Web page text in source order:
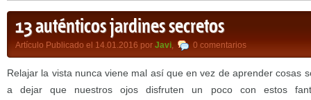
13 auténticos jardines secretos
Artículo Publicado el 14.01.2016 por Javi, 0 comentarios
Relajar la vista nunca viene mal así que en vez de aprender cosas
a dejar que nuestros ojos disfruten un poco con estos